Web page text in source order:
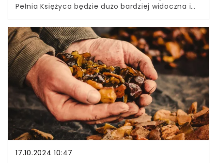
Pełnia Księżyca będzie dużo bardziej widoczna i
zwana również Krwawym Księżycem, rozbłyśnie
dziś na niebie i będzie najbliżej Ziemi w ciągu
całego roku. O której godzinie będzie kulminacja?
17.10.2024 10:47